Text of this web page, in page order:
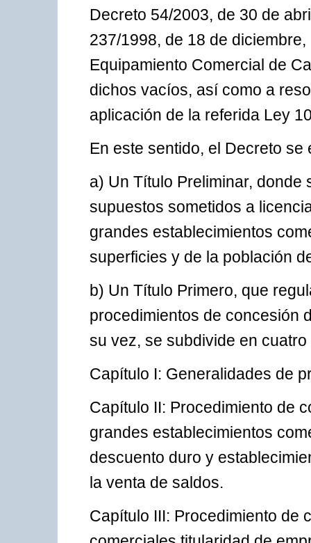
Decreto 54/2003, de 30 de
237/1998, de 18 de
Equipamiento Comercial de
dichos vacíos, así como a
aplicación de la referida Ley
En este sentido, el Decreto
a) Un Título Preliminar,
supuestos sometidos a
grandes establecimientos
superficies y de la población
b) Un Título Primero, que
procedimientos de concesión
su vez, se subdivide en
Capítulo I: Generalidades de
Capítulo II: Procedimiento de
grandes establecimientos
descuento duro y
la venta de saldos.
Capítulo III: Procedimiento de